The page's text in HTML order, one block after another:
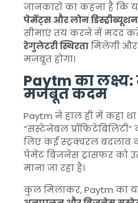
जानकारों का कहना है कि
पेमेंट्स और लोन
सीमाएं तय करने में मदद
रेगुलेटरी स्थिरतामिलेगी और
मजबूत होगा।
Paytm का
मजबूत कदम
Paytm ने हाल ही में कहा
“सस्टेनेबल
लिए कई स्ट्रक्चरल
पेमेंट बिजनेस ट्रांसफर को
माना जा रहा है।
कुल मिलाकर, Paytm का